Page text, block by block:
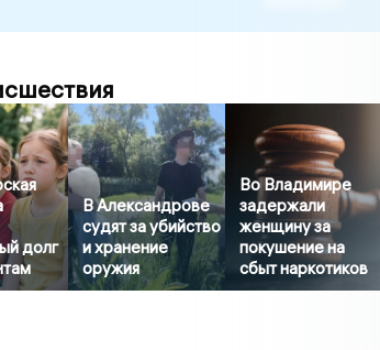
долг
В Александрове
судят за убийство
и хранение
оружия
Во Владимире
задержали
женщину за
покушение на
сбыт наркотиков